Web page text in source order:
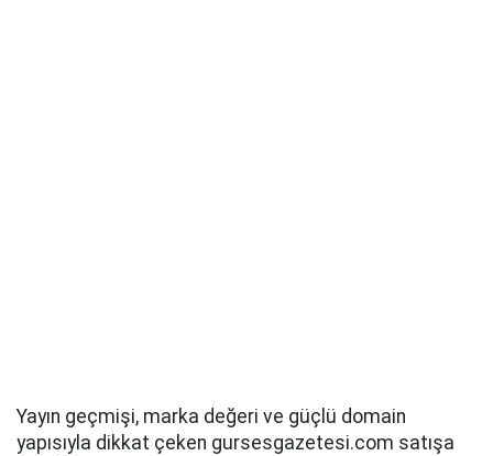
Yayın geçmişi, marka değeri ve güçlü domain
yapısıyla dikkat çeken gursesgazetesi.com satışa